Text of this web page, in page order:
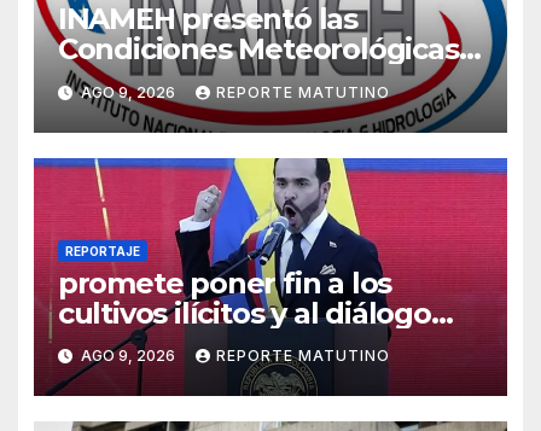
INAMEH presentó las
Condiciones Meteorológicas
para las próximas 24 horas,
de este domingo 9 de agosto
2026
AGO 9, 2026 REPORTE MATUTINO
REPORTAJE
promete poner fin a los
cultivos ilícitos y al diálogo
con grupos armados
AGO 9, 2026 REPORTE MATUTINO